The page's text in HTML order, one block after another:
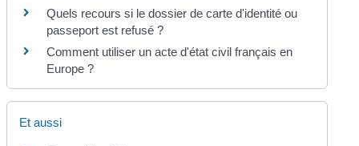
Quels recours si le dossier de carte d'identité ou
passeport est refusé ?
Comment utiliser un acte d'état civil français en
Europe ?
Et aussi